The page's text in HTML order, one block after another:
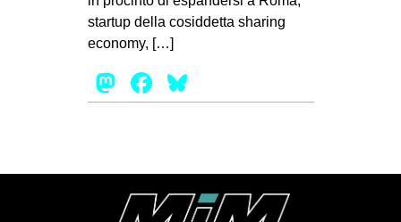
ANTIFASCISMO
DIRITTO ALL’ABITARE
GENERI
REPRESSIONE
STUDENTI
startup della cosiddetta sharing
economy, […]
Mastodon
Facebook